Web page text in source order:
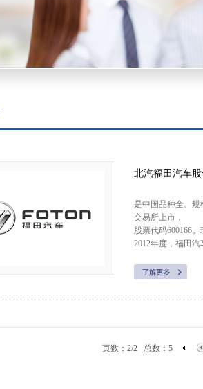
北汽福田汽车股
是中国品种全、规
交易所上市，
股票代码600166
2012年度，福田
页数：2/2 总数：5